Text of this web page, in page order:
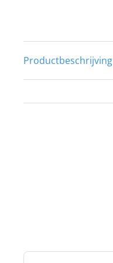
Productbeschrijving